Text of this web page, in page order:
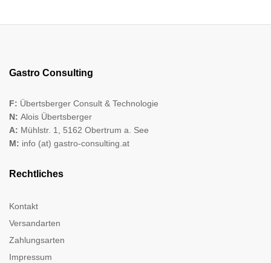
Gastro Consulting
F: Übertsberger Consult & Technologie
N: Alois Übertsberger
A: Mühlstr. 1, 5162 Obertrum a. See
M: info (at) gastro-consulting.at
Rechtliches
Kontakt
Versandarten
Zahlungsarten
Impressum